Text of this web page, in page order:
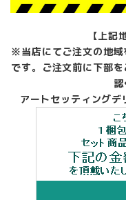
【上記
※当店にてご注文の地域
です。ご注文前に下部
認
アートセッティング